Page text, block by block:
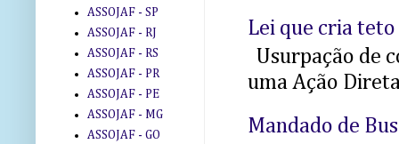
Lei que cria
Usurpação de
uma Ação
Mandado de
ASSOJAF - SP
ASSOJAF - RJ
ASSOJAF - RS
ASSOJAF - PR
ASSOJAF - PE
ASSOJAF - MG
ASSOJAF - GO